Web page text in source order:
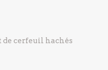
de cerfeuil hachés